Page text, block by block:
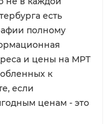
есть
полному
и цены на МРТ
к
если
ценам - это